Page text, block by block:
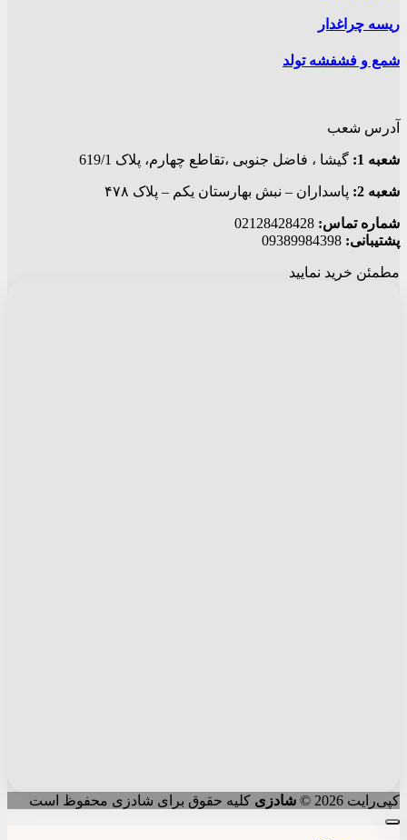
ریسه چراغدار
شمع و فشفشه تولد
آدرس شعب
شعبه 1: گيشا ، فاضل جنوبی ،تقاطع چهارم، پلاک 619/1
شعبه 2: پاسداران – نبش بهارستان یکم – پلاک ۴۷۸
شماره تماس:
پشتیبانی:
مطمئن خرید نمایید
کپی‌رایت 2026 © شادزی کلیه حقوق برای شادزی محفوظ است